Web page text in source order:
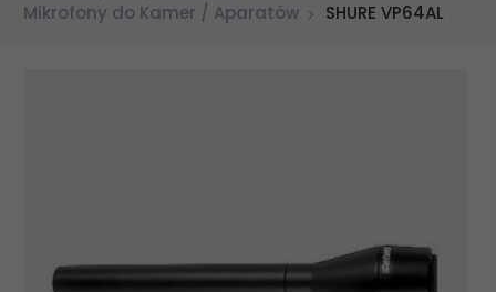
Mikrofony do Kamer / Aparatów
SHURE VP64AL